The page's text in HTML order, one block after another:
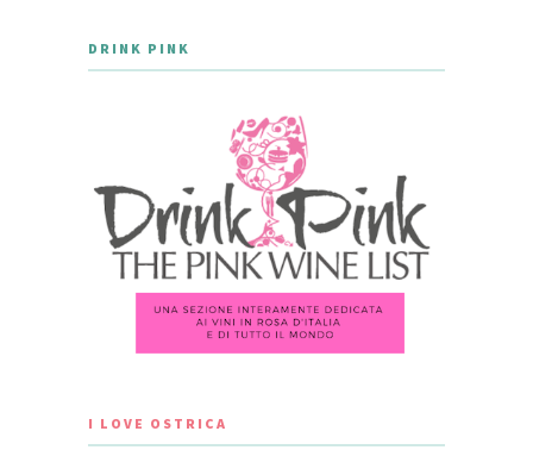
DRINK PINK
I LOVE OSTRICA